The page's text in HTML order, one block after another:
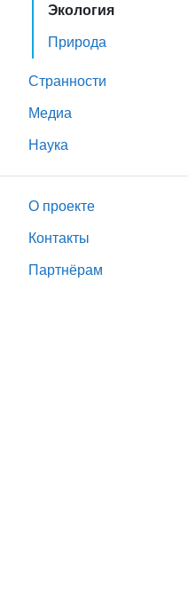
Экология
Природа
Странности
Медиа
Наука
О проекте
Контакты
Партнёрам